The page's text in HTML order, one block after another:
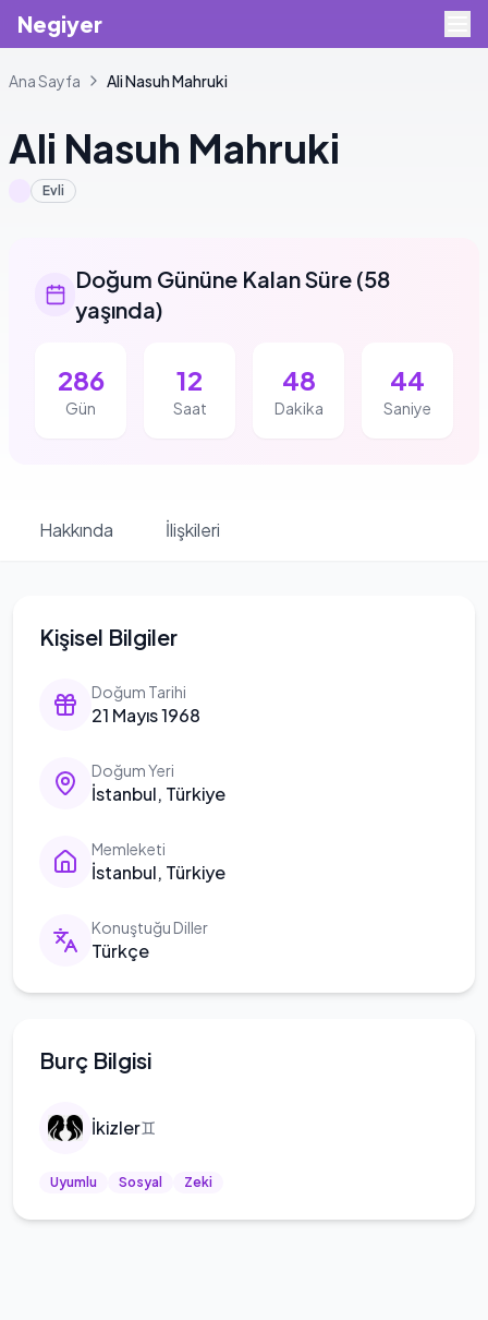
Negiyer
Ana Sayfa AliNasuh Mahruki
Ali Nasuh Mahruki
Evli
Doğum Gününe Kalan Süre (58
yaşında)
286
Gün
12
Saat
48
Dakika
43
Saniye
Hakkında İlişkileri
Kişisel Bilgiler
Doğum Tarihi
21 Mayıs 1968
Doğum Yeri
İstanbul, Türkiye
Memleketi
İstanbul, Türkiye
Konuştuğu Diller
Türkçe
Burç Bilgisi
İkizler♊
Uyumlu Sosyal Zeki